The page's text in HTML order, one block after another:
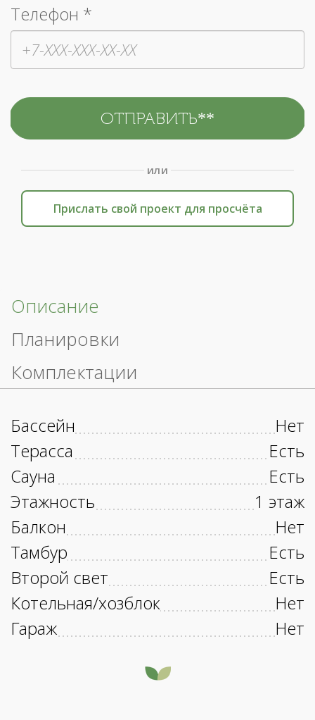
Телефон *
или
Прислать свой проект для просчёта
Описание
Планировки
Комплектации
Бассейн
Нет
Терасса
Есть
Сауна
Есть
Этажность
1 этаж
Балкон
Нет
Тамбур
Есть
Второй свет
Есть
Котельная/хозблок
Нет
Гараж
Нет